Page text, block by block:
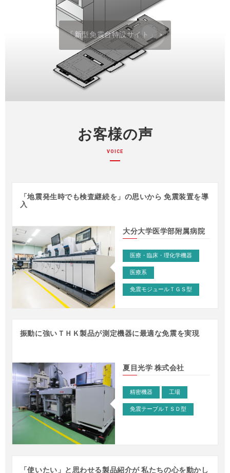
「新型免震台特設サイト」 >
事例 – 精密機器
お客様の声
VOICE
「地震発生時でも検査継続を」の思いから 免震装置を導
入
大分大学医学部附属病院
医療・臨床・理化学機器
医療系
免震モジュールＴＧＳ型
振動に強いＴＨＫ製品が測定機器に最適な免震を実現
夏目光学 株式会社
精密機器 工場
免震テーブルＴＳＤ型
「使いたい」と思わせる製品紹介が 私たちの心を動かし